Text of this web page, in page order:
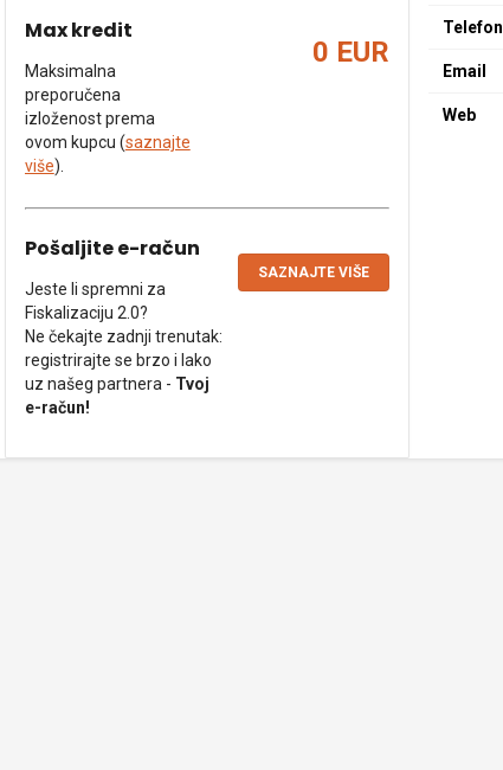
Max kredit
Maksimalna
preporučena
izloženost prema
ovom kupcu (saznajte
više).
0 EUR
Pošaljite e-račun
Jeste li spremni za
Fiskalizaciju 2.0?
Ne čekajte zadnji trenutak:
registrirajte se brzo i lako
uz našeg partnera - Tvoj
e-račun!
SAZNAJTE VIŠE
Telefon
Email
Web